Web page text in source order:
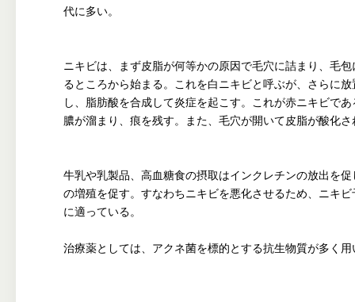
代に多い。
ニキビは、まず皮脂が何等かの原因で毛穴に詰まり、毛
るところから始まる。これを白ニキビと呼ぶが、さらに
し、脂肪酸を合成して炎症を起こす。これが赤ニキビで
膿が溜まり、痕を残す。また、毛穴が開いて皮脂が酸化
牛乳や乳製品、高血糖食の摂取はインクレチンの放出を
の増殖を促す。すなわちニキビを悪化させるため、ニキ
に適っている。
治療薬としては、アクネ菌を標的とする抗生物質が多く